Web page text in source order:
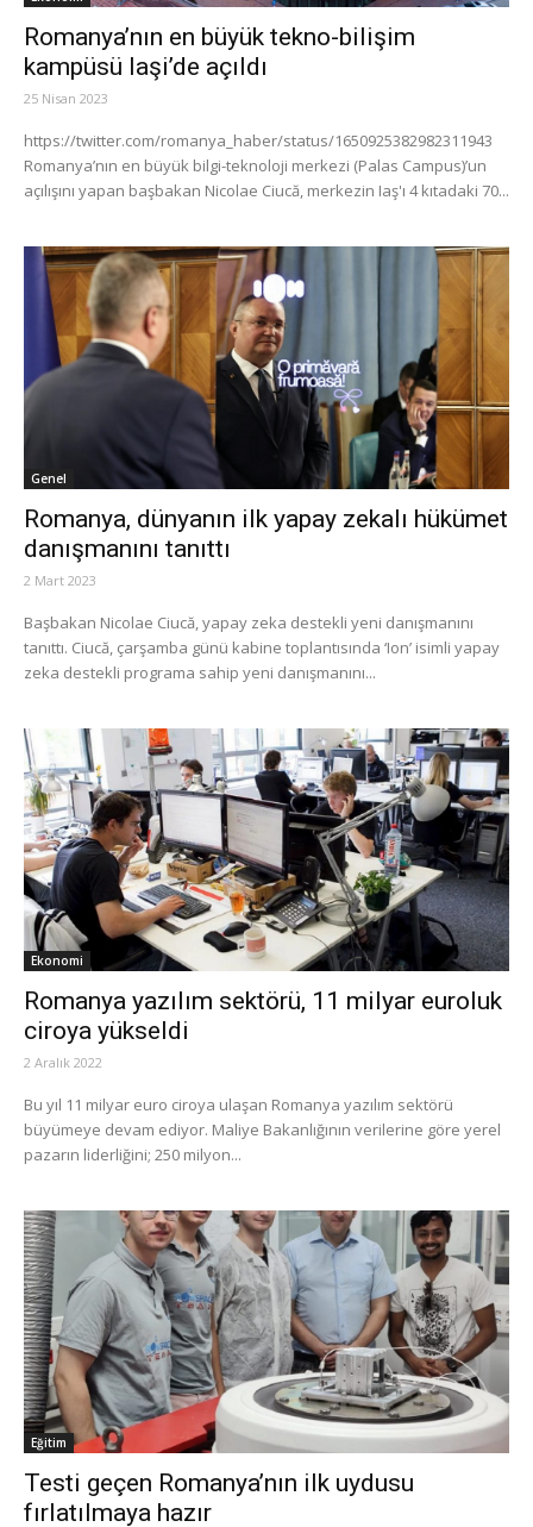
Romanya’nın en büyük tekno-bilişim
kampüsü Iaşi’de açıldı
25 Nisan 2023
https://twitter.com/romanya_haber/status/1650925382982311943
Romanya’nın en büyük bilgi-teknoloji merkezi (Palas Campus)’un
açılışını yapan başbakan Nicolae Ciucă, merkezin Iaş'ı 4 kıtadaki 70...
Genel
Romanya, dünyanın ilk yapay zekalı hükümet
danışmanını tanıttı
2 Mart 2023
Başbakan Nicolae Ciucă, yapay zeka destekli yeni danışmanını
tanıttı. Ciucă, çarşamba günü kabine toplantısında ‘Ion’ isimli yapay
zeka destekli programa sahip yeni danışmanını...
Ekonomi
Romanya yazılım sektörü, 11 milyar euroluk
ciroya yükseldi
2 Aralık 2022
Bu yıl 11 milyar euro ciroya ulaşan Romanya yazılım sektörü
büyümeye devam ediyor. Maliye Bakanlığının verilerine göre yerel
pazarın liderliğini; 250 milyon...
Eğitim
Testi geçen Romanya’nın ilk uydusu
fırlatılmaya hazır